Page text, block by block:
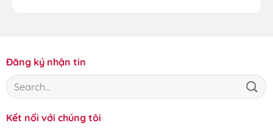
Đăng ký nhận tin
Kết nối với chúng tôi